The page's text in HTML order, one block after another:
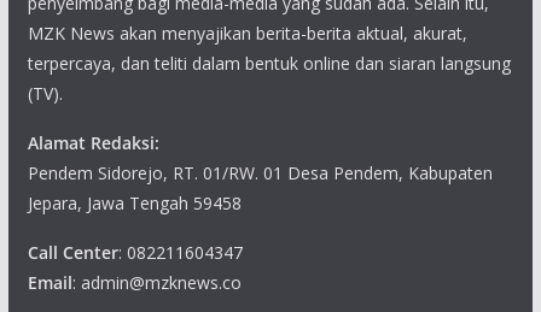
MZK News akan menyajikan berita-berita aktual, akurat,
terpercaya, dan teliti dalam bentuk online dan siaran langsung
(TV).
Alamat Redaksi:
Pendem Sidorejo, RT. 01/RW. 01 Desa Pendem, Kabupaten
Jepara, Jawa Tengah 59458
Call Center: 082211604347
Email: admin@mzknews.co